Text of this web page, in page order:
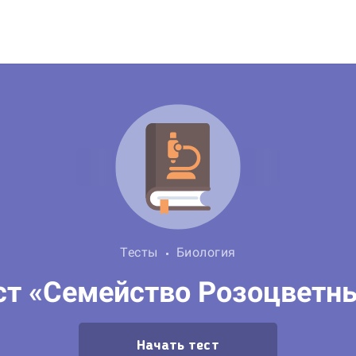
Тесты Биология
«Семейство
Начать тест